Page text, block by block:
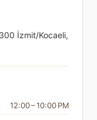
İzmit/Kocaeli,
12:00 – 10:00 PM